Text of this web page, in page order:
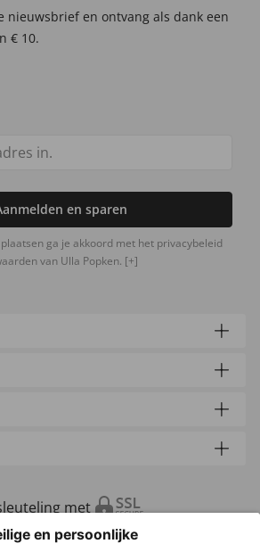
nieuwsbrief en ontvang als dank een
€ 10.
en sparen
ga je akkoord met het privacybeleid
van Ulla Popken. [+]
met